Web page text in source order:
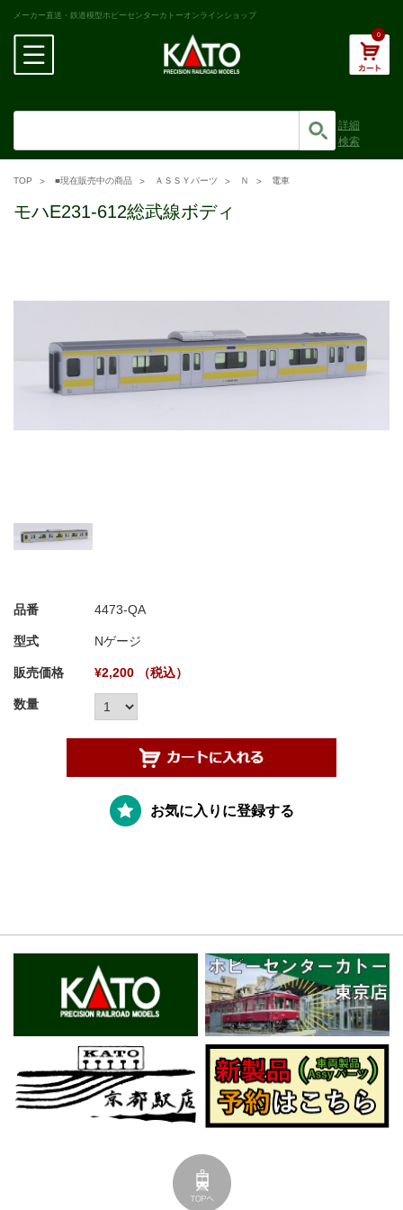
メーカー直送・鉄道模型ホビーセンターカトーオンラインショップ
0
詳細
検索
TOP ■現在販売中の商品 ＡＳＳＹパーツ Ｎ 電車
モハE231-612総武線ボディ
品番 4473-QA
型式 Nゲージ
販売価格 ¥2,200 （税込）
数量
お気に入りに登録する